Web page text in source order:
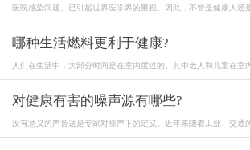
医院感染问题。已引起世界医学界的重视。因此，不管是健康人还
哪种生活燃料更利于健康?
人们在生活中，大部分时间是在室内度过的。其中老人和儿童在室
对健康有害的噪声源有哪些?
没有意义的声音这是专家对噪声下的定义。近年来随着工业、交通